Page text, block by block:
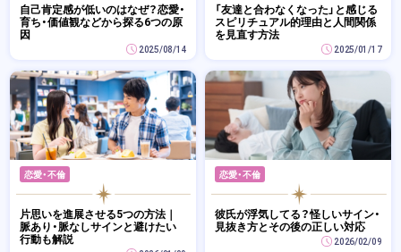
自己肯定感が低いのはなぜ？恋愛・
育ち・価値観などから探る6つの原
因
2025/08/14
「友達と合わなくなった」と感じる
スピリチュアル的理由と人間関係
を見直す方法
2025/01/17
恋愛・不倫
片思いを進展させる5つの方法｜
脈あり・脈なしサインと避けたい
行動も解説
恋愛・不倫
彼氏が浮気してる？怪しいサイン・
見抜き方とその後の正しい対応
2026/02/09